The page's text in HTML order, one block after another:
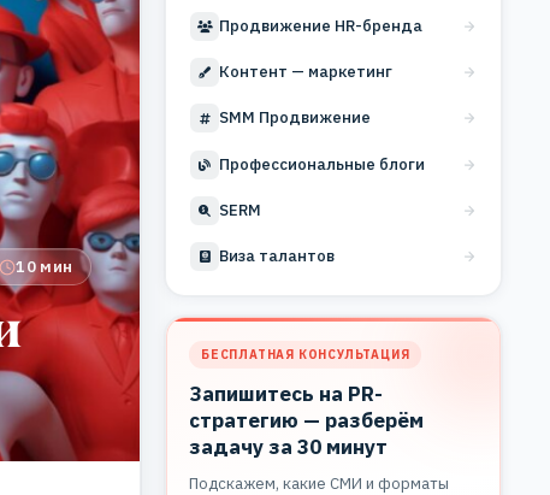
10 мин
Продвижение HR-бренда
Контент — маркетинг
SMM Продвижение
Профессиональные блоги
SERM
Виза талантов
БЕСПЛАТНАЯ КОНСУЛЬТАЦИЯ
Запишитесь на PR-
стратегию — разберём
задачу за 30 минут
Подскажем, какие СМИ и форматы